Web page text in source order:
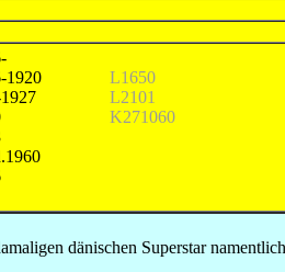
1920
L1650
L2101
K271060
dänischen Superstar